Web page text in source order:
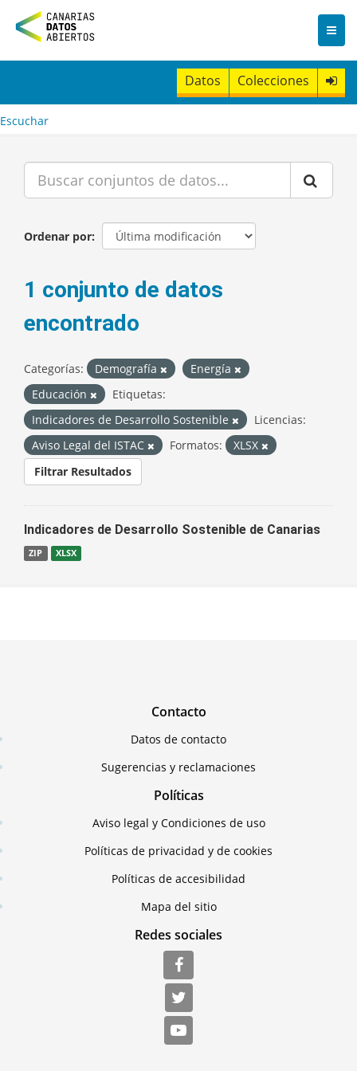
n
t
Datos Colecciones
Escuchar
Ordenar por
1 conjunto de datos
encontrado
Categorías: Demografía
Energía
Educación
Etiquetas:
Indicadores de Desarrollo Sostenible
Licencias:
Aviso Legal del ISTAC
Formatos:
XLSX
Filtrar Resultados
Indicadores de Desarrollo Sostenible de Canarias
ZIP XLSX
Contacto
Datos de contacto
Sugerencias y reclamaciones
Políticas
Aviso legal y Condiciones de uso
Políticas de privacidad y de cookies
Políticas de accesibilidad
Mapa del sitio
Redes sociales